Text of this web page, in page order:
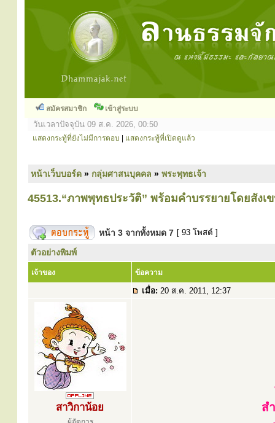
สมัครสมาชิก เข้าสู่ระบบ
วันเวลาปัจจุบัน 09 ส.ค. 2026, 00:50
แสดงกระทู้ที่ยังไม่มีการตอบ แสดงกระทู้ที่เปิดดูแล้ว
หน้าเว็บบอร์ด » กลุ่มศาสนบุคคล » พระพุทธเจ้า
45513.“ภาพพุทธประวัติ” พร้อมคำบรรยายโดยสังเ
หน้า 3 จากทั้งหมด 7 [ 93 โพสต์ ]
ตัวอย่างพิมพ์
เจ้าของ ข้อความ
เมื่อ: 20 ส.ค. 2011, 12:37
สาวิกาน้อย
ส